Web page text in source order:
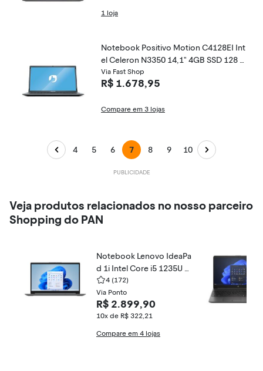
1 loja
Notebook Positivo Motion C4128EI Int
el Celeron N3350 14,1" 4GB SSD 128 G
B Linux
Via Fast Shop
R$ 1.678,95
Compare em 3 lojas
4 5 6 7 8 9 10
Veja produtos relacionados no nosso parceiro
Shopping do PAN
Notebook Lenovo IdeaPa
d 1i Intel Core i5 1235U 1
5,6" 8GB SSD 512GB Win
dows 11 82VY000QBR
4 (172)
Via Ponto
R$ 2.899,90
10x de R$ 322,21
Compare em 4 lojas